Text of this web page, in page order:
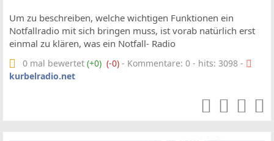
Um zu beschreiben, welche wichtigen Funktionen ein
Notfallradio mit sich bringen muss, ist vorab natürlich erst
einmal zu klären, was ein Notfall- Radio
0 mal bewertet (+0) (-0) - Kommentare: 0 - hits: 3098 -
kurbelradio.net